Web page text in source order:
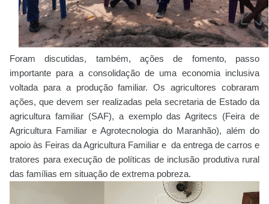
Foram discutidas, também, ações de fomento, passo
importante para a consolidação de uma economia inclusiva
voltada para a produção familiar. Os agricultores cobraram
ações, que devem ser realizadas pela secretaria de Estado da
agricultura familiar (SAF), a exemplo das Agritecs (Feira de
Agricultura Familiar e Agrotecnologia do Maranhão), além do
apoio às Feiras da Agricultura Familiar e da entrega de carros e
tratores para execução de políticas de inclusão produtiva rural
das famílias em situação de extrema pobreza.